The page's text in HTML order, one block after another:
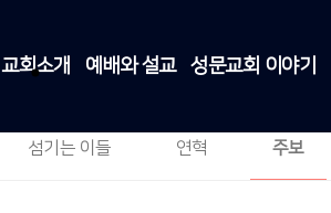
교회소개 예배와 설교 성문교회 이야기
섬기는 이들 연혁 주보